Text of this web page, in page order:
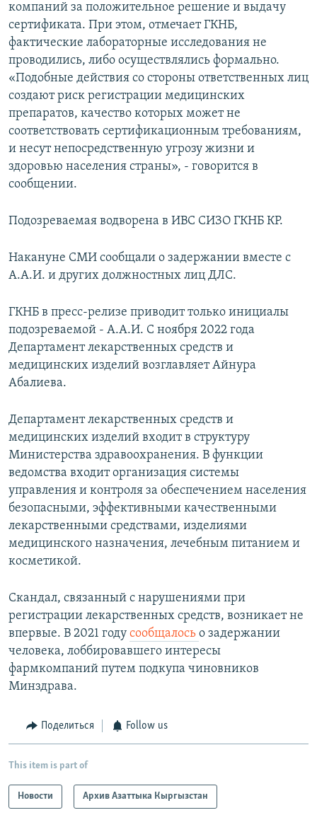
компаний за положительное решение и выдачу
сертификата. При этом, отмечает ГКНБ,
фактические лабораторные исследования не
проводились, либо осуществлялись формально.
«Подобные действия со стороны ответственных лиц
создают риск регистрации медицинских
препаратов, качество которых может не
соответствовать сертификационным требованиям,
и несут непосредственную угрозу жизни и
здоровью населения страны», - говорится в
сообщении.
Подозреваемая водворена в ИВС СИЗО ГКНБ КР.
Накануне СМИ сообщали о задержании вместе с
А.А.И. и других должностных лиц ДЛС.
ГКНБ в пресс-релизе приводит только инициалы
подозреваемой - А.А.И. С ноября 2022 года
Департамент лекарственных средств и
медицинских изделий возглавляет Айнура
Абалиева.
Департамент лекарственных средств и
медицинских изделий входит в структуру
Министерства здравоохранения. В функции
ведомства входит организация системы
управления и контроля за обеспечением населения
безопасными, эффективными качественными
лекарственными средствами, изделиями
медицинского назначения, лечебным питанием и
косметикой.
Скандал, связанный с нарушениями при
регистрации лекарственных средств, возникает не
впервые. В 2021 году сообщалось о задержании
человека, лоббировавшего интересы
фармкомпаний путем подкупа чиновников
Минздрава.
Поделиться Follow us
This item is part of
Новости Архив Азаттыка Кыргызстан